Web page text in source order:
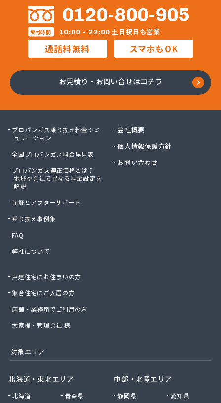
株式会社ホームガス東海 楽田ショップ
株式会社マルエイ名古屋支店
株式会社マルコー
株式会社マルハチ
株式会社マルマン
株式会社ヤマアキ
株式会社よしや商店
株式会社リピックス
株式会社リピックス 春日井センター
株式会社一プロ
株式会社稲藤商店
株式会社稲葉エネクス
株式会社宇佐美プロパン
株式会社下林
株式会社桑原商事
株式会社元久商店
株式会社古田商店
株式会社三好ガス
株式会社山源服部商会
株式会社山新プロパン部
株式会社山田幸一商店
株式会社小林本店
株式会社小林本店稲沢店
0120-800-905
受付時間 10:00 - 22:00 土日祝日も営業
通話料無料 スマホもOK
お見積り・お問い合せはコチラ
プロパンガス乗り換え料金シミ
ュレーション
全国プロパンガス料金早見表
プロパンガス適正価格とは？
地域や会社で異なる料金設定を
解説
保証とアフターサポート
乗り換え事例集
FAQ
弊社について
戸建住宅にお住まいの方
集合住宅にご入居の方
店舗・業務用でご利用の方
大家様・管理会社 様
会社概要
個人情報保護方針
お問い合わせ
対象エリア
北海道・東北エリア
北海道
青森県
中部・北陸エリア
静岡県
愛知県